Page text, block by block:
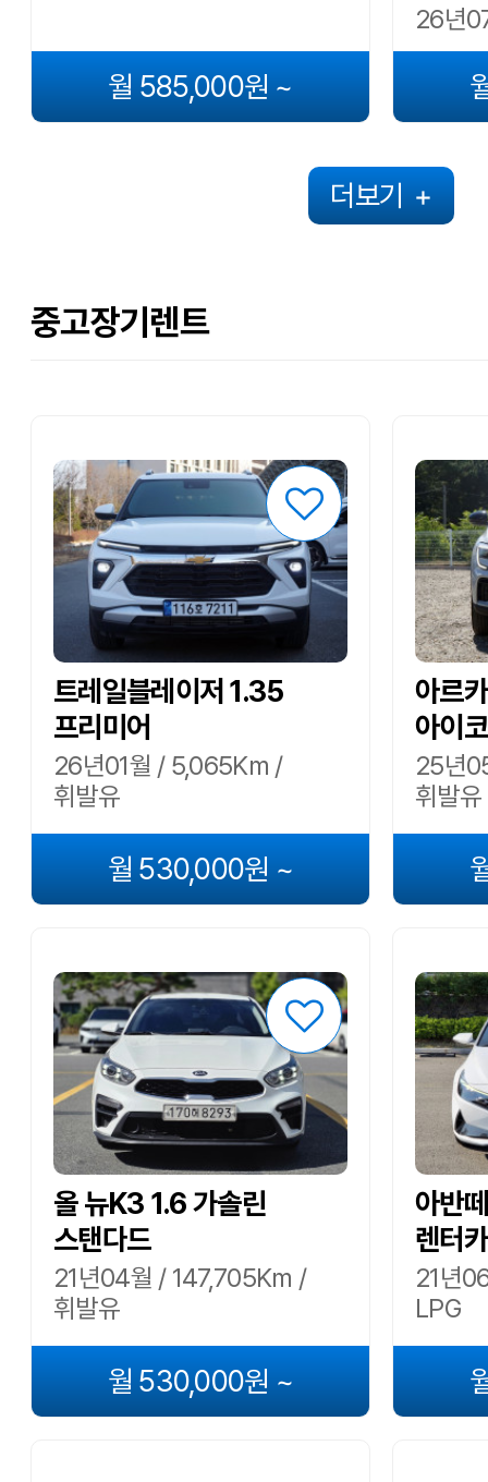
월 585,000원 ~
26년
더보기 +
중고장기렌트
트레일블레이저 1.35
프리미어
26년01월 / 5,065Km /
휘발유
월 530,000원 ~
아르
아이
25년
휘발유
올 뉴K3 1.6 가솔린
스탠다드
21년04월 / 147,705Km /
휘발유
월 530,000원 ~
아반
렌터
21년
LPG